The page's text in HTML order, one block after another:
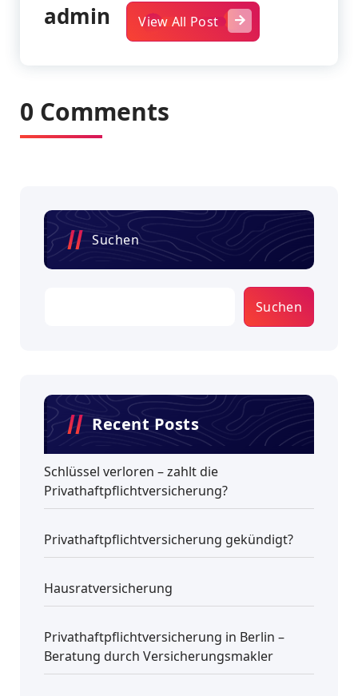
admin View All Post
0 Comments
Suchen
Suchen
Recent Posts
Schlüssel verloren – zahlt die
Privathaftpflichtversicherung?
Privathaftpflichtversicherung gekündigt?
Hausratversicherung
Privathaftpflichtversicherung in Berlin –
Beratung durch Versicherungsmakler